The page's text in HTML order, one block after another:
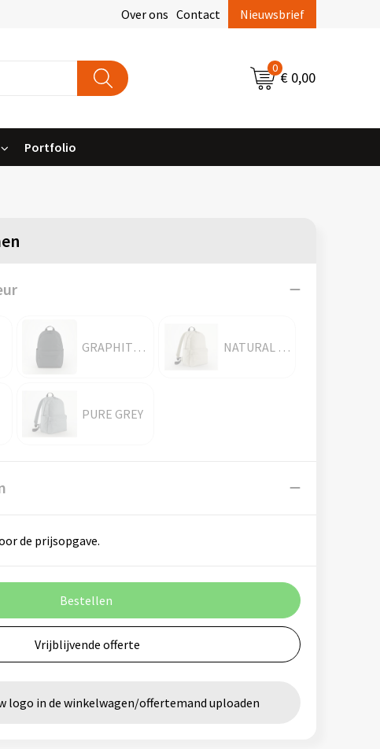
Over ons Contact Nieuwsbrief
0
€ 0,00
Portfolio
GRAPHITE GREY NATURAL STONE
PURE GREY
de prijsopgave.
Bestellen
Vrijblijvende offerte
logo in de winkelwagen/offertemand uploaden